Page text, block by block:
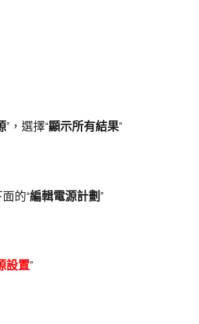
”，選擇“顯示所有結果”
的“編輯電源計劃 ”
設置”